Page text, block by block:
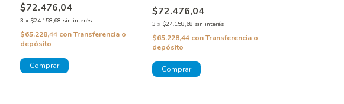
$72.476,04
3 x $24.158,68 sin interés
$65.228,44 conTransferencia o
depósito
$72.476,04
3 x $24.158,68 sin interés
$65.228,44 con Transferencia o
depósito